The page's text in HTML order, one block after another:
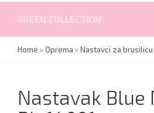
GREEN COLLECTION
Home »Oprema »Nastavci za brusilicu
Nastavak Blue